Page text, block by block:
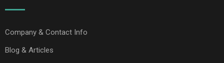
Company & Contact Info
Blog & Articles